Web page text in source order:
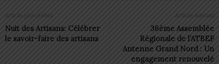
Article précédent
Nuit des Artisans: Célébrer
le savoir-faire des artisans
Article suivant
36ème Assemblée
Régionale de l’ATBEF
Antenne Grand Nord : Un
engagement renouvelé